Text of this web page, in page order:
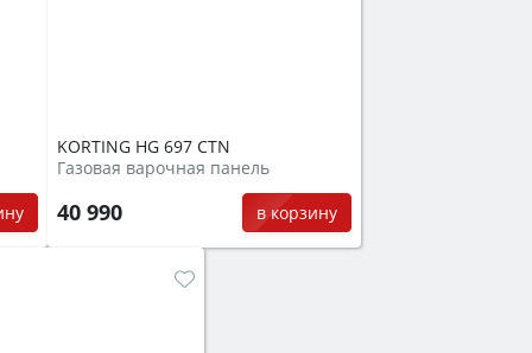
KORTING HG 697 CTN
Газовая варочная панель
40 990 в корзину